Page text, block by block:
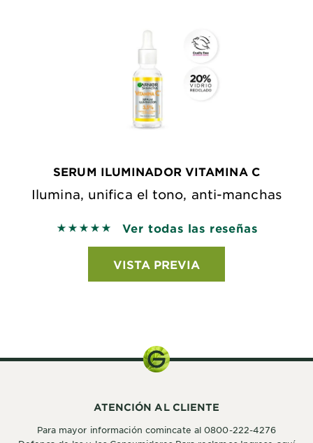
SERUM ILUMINADOR VITAMINA C
Ilumina, unifica el tono, anti-manchas
5 out of 5 stars based on reviews
Ver todas las reseñas
VISTA PREVIA
ATENCIÓN AL CLIENTE
Para mayor información comincate al 0800-222-4276